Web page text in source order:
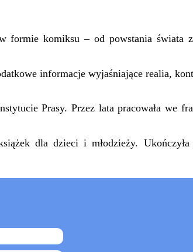
komiksu – od powstania świata
informacje wyjaśniające realia,
Prasy. Przez lata pracowała we
dla dzieci i młodzieży. Ukończyła